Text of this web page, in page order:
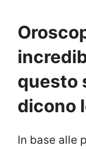
questo
dicono
In base alle